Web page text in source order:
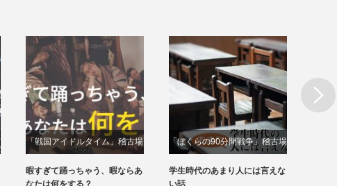
「戦国アイドルタイム」稽古場
動画
暇すぎて踊っちゃう、暇ならあ
なたは何をする？
「ぼくらの90分間戦争」稽古場
動画
学生時代のあまり人には言えな
い話